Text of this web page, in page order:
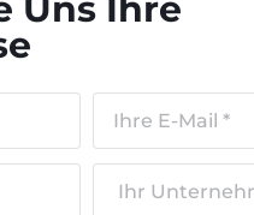
Uns Ihre